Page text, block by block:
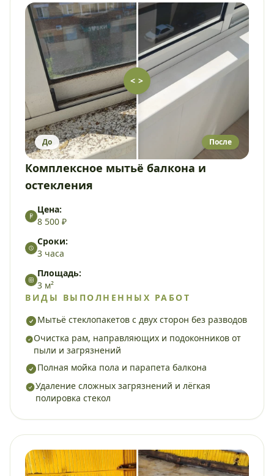
< >
До После
Комплексное мытьё балкона и
остекления
Цена:
8 500 ₽
Сроки:
3 часа
Площадь:
3 м²
ВИДЫ ВЫПОЛНЕННЫХ РАБОТ
Мытьё стеклопакетов с двух сторон без разводов
Очистка рам, направляющих и подоконников от
пыли и загрязнений
Полная мойка пола и парапета балкона
Удаление сложных загрязнений и лёгкая
полировка стекол